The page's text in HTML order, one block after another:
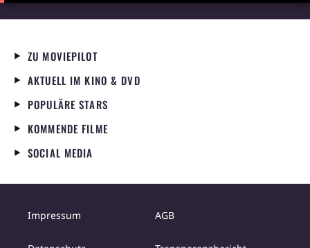
ZU MOVIEPILOT
AKTUELL IM KINO & DVD
POPULÄRE STARS
KOMMENDE FILME
SOCIAL MEDIA
Impressum AGB